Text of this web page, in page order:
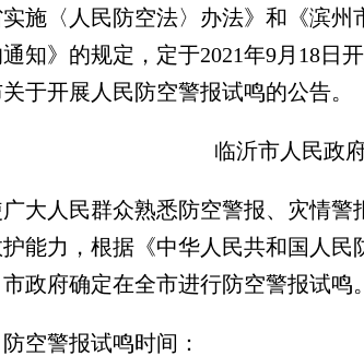
实施〈人民防空法〉办法》和《滨
知》的规定，定于2021年9月18日
于开展人民防空警报试鸣的公告。
临沂市人民政
人民群众熟悉防空警报、灾情警
能力，根据《中华人民共和国人
政府确定在全市进行防空警报试鸣
警报试鸣时间：